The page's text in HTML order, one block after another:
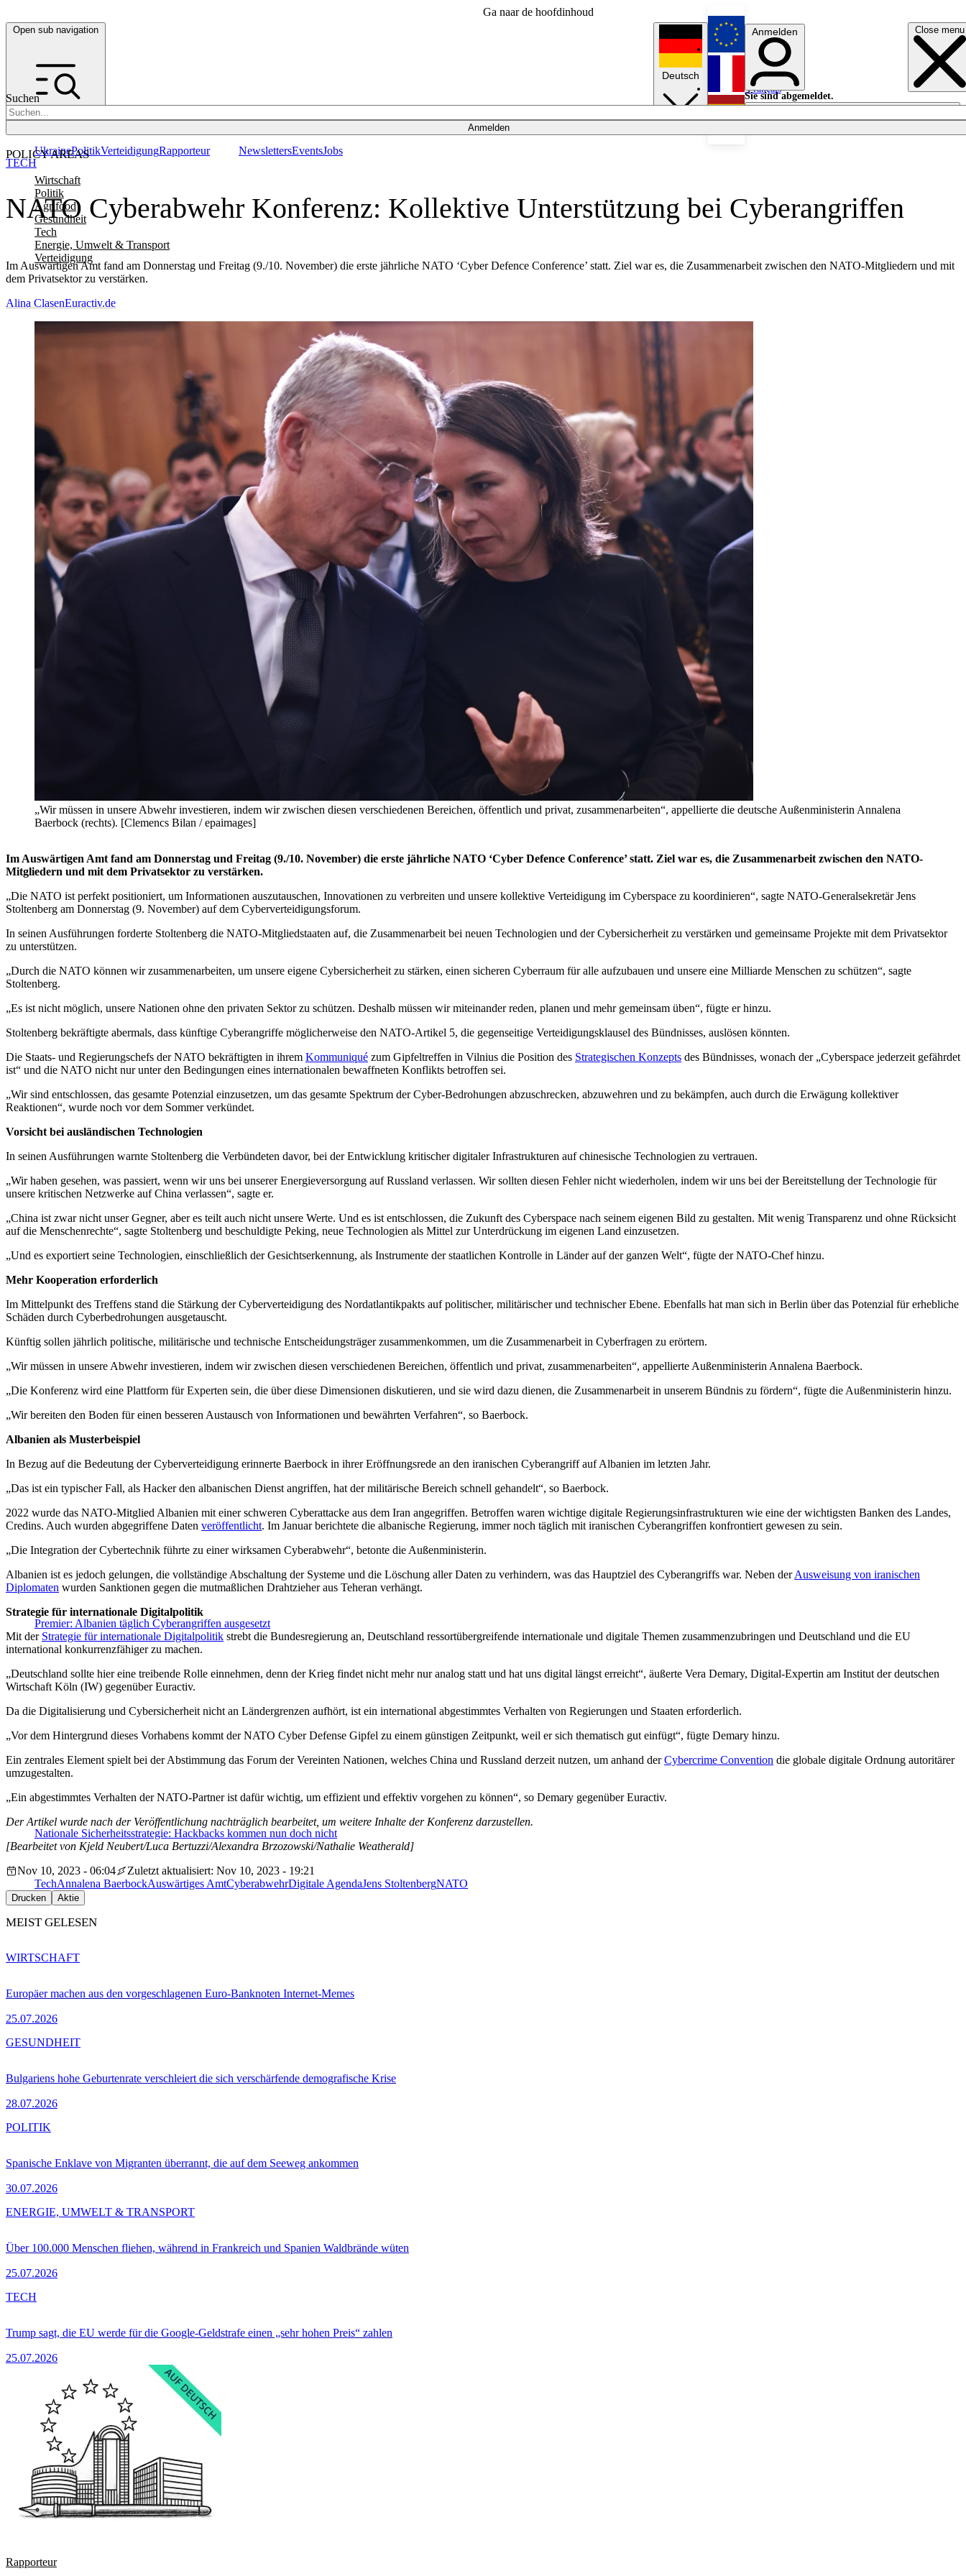
Ga naar de hoofdinhoud
Open sub navigation Close menu
Suchen
Anmelden
POLICY AREAS
Wirtschaft
Politik
Agrifood
Gesundheit
Tech
Energie, Umwelt & Transport
Verteidigung
UkrainePolitikVerteidigungRapporteur NewslettersEventsJobs
Deutsch
English
Français
Anmelden
Sie sind abgemeldet.
Anmelden
Licht aus
NATO Cyberabwehr Konferenz: Kollektive Unterstützung bei Cyberangriffen
Im Auswärtigen Amt fand am Donnerstag und Freitag (9./10. November) die erste jährliche NATO ‘Cyber Defence Conference’ statt. Ziel war es, die Zusammenarbeit zwischen den NATO-Mitgliedern und mit
dem Privatsektor zu verstärken.
TECH
Alina ClasenEuractiv.de
„Wir müssen in unsere Abwehr investieren, indem wir zwischen diesen verschiedenen Bereichen, öffentlich und privat, zusammenarbeiten“, appellierte die deutsche Außenministerin Annalena
Baerbock (rechts). [Clemencs Bilan / epaimages]
Im Auswärtigen Amt fand am Donnerstag und Freitag (9./10. November) die erste jährliche NATO ‘Cyber Defence Conference’ statt. Ziel war es, die Zusammenarbeit zwischen den NATO-
Mitgliedern und mit dem Privatsektor zu verstärken.
„Die NATO ist perfekt positioniert, um Informationen auszutauschen, Innovationen zu verbreiten und unsere kollektive Verteidigung im Cyberspace zu koordinieren“, sagte NATO-Generalsekretär Jens
Stoltenberg am Donnerstag (9. November) auf dem Cyberverteidigungsforum.
In seinen Ausführungen forderte Stoltenberg die NATO-Mitgliedstaaten auf, die Zusammenarbeit bei neuen Technologien und der Cybersicherheit zu verstärken und gemeinsame Projekte mit dem Privatsektor
zu unterstützen.
„Durch die NATO können wir zusammenarbeiten, um unsere eigene Cybersicherheit zu stärken, einen sicheren Cyberraum für alle aufzubauen und unsere eine Milliarde Menschen zu schützen“, sagte
Stoltenberg.
„Es ist nicht möglich, unsere Nationen ohne den privaten Sektor zu schützen. Deshalb müssen wir miteinander reden, planen und mehr gemeinsam üben“, fügte er hinzu.
Stoltenberg bekräftigte abermals, dass künftige Cyberangriffe möglicherweise den NATO-Artikel 5, die gegenseitige Verteidigungsklausel des Bündnisses, auslösen könnten.
Die Staats- und Regierungschefs der NATO bekräftigten in ihrem Kommuniqué zum Gipfeltreffen in Vilnius die Position des Strategischen Konzepts des Bündnisses, wonach der „Cyberspace jederzeit gefährdet
ist“ und die NATO nicht nur unter den Bedingungen eines internationalen bewaffneten Konflikts betroffen sei.
„Wir sind entschlossen, das gesamte Potenzial einzusetzen, um das gesamte Spektrum der Cyber-Bedrohungen abzuschrecken, abzuwehren und zu bekämpfen, auch durch die Erwägung kollektiver
Reaktionen“, wurde noch vor dem Sommer verkündet.
Vorsicht bei ausländischen Technologien
In seinen Ausführungen warnte Stoltenberg die Verbündeten davor, bei der Entwicklung kritischer digitaler Infrastrukturen auf chinesische Technologien zu vertrauen.
„Wir haben gesehen, was passiert, wenn wir uns bei unserer Energieversorgung auf Russland verlassen. Wir sollten diesen Fehler nicht wiederholen, indem wir uns bei der Bereitstellung der Technologie für
unsere kritischen Netzwerke auf China verlassen“, sagte er.
„China ist zwar nicht unser Gegner, aber es teilt auch nicht unsere Werte. Und es ist entschlossen, die Zukunft des Cyberspace nach seinem eigenen Bild zu gestalten. Mit wenig Transparenz und ohne Rücksicht
auf die Menschenrechte“, sagte Stoltenberg und beschuldigte Peking, neue Technologien als Mittel zur Unterdrückung im eigenen Land einzusetzen.
„Und es exportiert seine Technologien, einschließlich der Gesichtserkennung, als Instrumente der staatlichen Kontrolle in Länder auf der ganzen Welt“, fügte der NATO-Chef hinzu.
Mehr Kooperation erforderlich
Im Mittelpunkt des Treffens stand die Stärkung der Cyberverteidigung des Nordatlantikpakts auf politischer, militärischer und technischer Ebene. Ebenfalls hat man sich in Berlin über das Potenzial für erhebliche
Schäden durch Cyberbedrohungen ausgetauscht.
Künftig sollen jährlich politische, militärische und technische Entscheidungsträger zusammenkommen, um die Zusammenarbeit in Cyberfragen zu erörtern.
„Wir müssen in unsere Abwehr investieren, indem wir zwischen diesen verschiedenen Bereichen, öffentlich und privat, zusammenarbeiten“, appellierte Außenministerin Annalena Baerbock.
„Die Konferenz wird eine Plattform für Experten sein, die über diese Dimensionen diskutieren, und sie wird dazu dienen, die Zusammenarbeit in unserem Bündnis zu fördern“, fügte die Außenministerin hinzu.
„Wir bereiten den Boden für einen besseren Austausch von Informationen und bewährten Verfahren“, so Baerbock.
Albanien als Musterbeispiel
In Bezug auf die Bedeutung der Cyberverteidigung erinnerte Baerbock in ihrer Eröffnungsrede an den iranischen Cyberangriff auf Albanien im letzten Jahr.
„Das ist ein typischer Fall, als Hacker den albanischen Dienst angriffen, hat der militärische Bereich schnell gehandelt“, so Baerbock.
2022 wurde das NATO-Mitglied Albanien mit einer schweren Cyberattacke aus dem Iran angegriffen. Betroffen waren wichtige digitale Regierungsinfrastrukturen wie eine der wichtigsten Banken des Landes,
Credins. Auch wurden abgegriffene Daten veröffentlicht. Im Januar berichtete die albanische Regierung, immer noch täglich mit iranischen Cyberangriffen konfrontiert gewesen zu sein.
„Die Integration der Cybertechnik führte zu einer wirksamen Cyberabwehr“, betonte die Außenministerin.
Albanien ist es jedoch gelungen, die vollständige Abschaltung der Systeme und die Löschung aller Daten zu verhindern, was das Hauptziel des Cyberangriffs war. Neben derAusweisung von iranischen
Diplomaten wurden Sanktionen gegen die mutmaßlichen Drahtzieher aus Teheran verhängt.
Premier: Albanien täglich Cyberangriffen ausgesetzt
Strategie für internationale Digitalpolitik
Mit der Strategie für internationale Digitalpolitik strebt die Bundesregierung an, Deutschland ressortübergreifende internationale und digitale Themen zusammenzubringen und Deutschland und die EU
international konkurrenzfähiger zu machen.
„Deutschland sollte hier eine treibende Rolle einnehmen, denn der Krieg findet nicht mehr nur analog statt und hat uns digital längst erreicht“, äußerte Vera Demary, Digital-Expertin am Institut der deutschen
Wirtschaft Köln (IW) gegenüber Euractiv.
Da die Digitalisierung und Cybersicherheit nicht an Ländergrenzen aufhört, ist ein international abgestimmtes Verhalten von Regierungen und Staaten erforderlich.
„Vor dem Hintergrund dieses Vorhabens kommt der NATO Cyber Defense Gipfel zu einem günstigen Zeitpunkt, weil er sich thematisch gut einfügt“, fügte Demary hinzu.
Ein zentrales Element spielt bei der Abstimmung das Forum der Vereinten Nationen, welches China und Russland derzeit nutzen, um anhand derCybercrime Convention die globale digitale Ordnung autoritärer
umzugestalten.
„Ein abgestimmtes Verhalten der NATO-Partner ist dafür wichtig, um effizient und effektiv vorgehen zu können“, so Demary gegenüber Euractiv.
Nationale Sicherheitsstrategie: Hackbacks kommen nun doch nicht
Der Artikel wurde nach der Veröffentlichung nachträglich bearbeitet, um weitere Inhalte der Konferenz darzustellen.
[Bearbeitet von Kjeld Neubert/Luca Bertuzzi/Alexandra Brzozowski/Nathalie Weatherald]
Nov 10, 2023 - 06:04
Zuletzt aktualisiert: Nov 10, 2023 - 19:21
TechAnnalena BaerbockAuswärtiges AmtCyberabwehrDigitale AgendaJens StoltenbergNATO
Drucken Aktie
MEIST GELESEN
Europäer machen aus den vorgeschlagenen Euro-Banknoten Internet-Memes
25.07.2026
WIRTSCHAFT
Bulgariens hohe Geburtenrate verschleiert die sich verschärfende demografische Krise
28.07.2026
GESUNDHEIT
Spanische Enklave von Migranten überrannt, die auf dem Seeweg ankommen
30.07.2026
POLITIK
Über 100.000 Menschen fliehen, während in Frankreich und Spanien Waldbrände wüten
25.07.2026
ENERGIE, UMWELT & TRANSPORT
Trump sagt, die EU werde für die Google-Geldstrafe einen „sehr hohen Preis“ zahlen
25.07.2026
TECH
Rapporteur